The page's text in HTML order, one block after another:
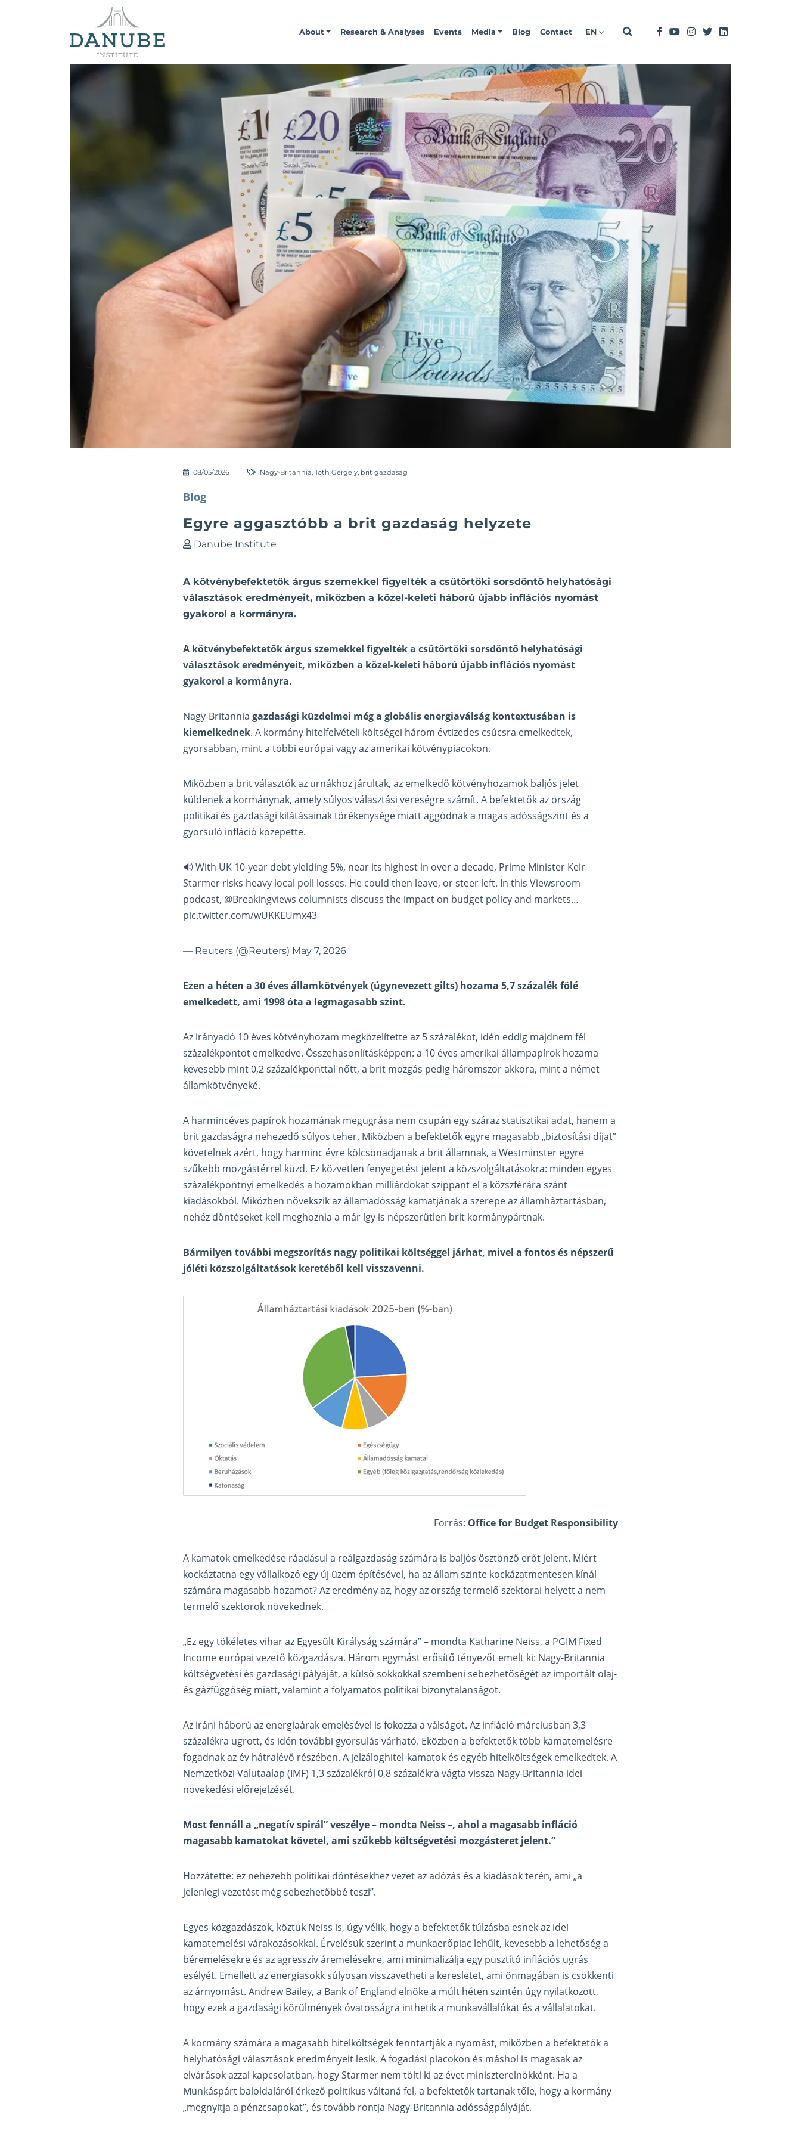
About Research & Analyses Events Media Blog Contact EN
08/05/2026 Nagy-Britannia Tóth Gergely brit gazdaság
Blog
Egyre aggasztóbb a brit gazdaság helyzete
Danube Institute
A kötvénybefektetők árgus szemekkel figyelték a csütörtöki sorsdöntő helyhatósági
választások eredményeit, miközben a közel-keleti háború újabb inflációs nyomást
gyakorol a kormányra.
A kötvénybefektetők árgus szemekkel figyelték a csütörtöki sorsdöntő helyhatósági
választások eredményeit, miközben a közel-keleti háború újabb inflációs nyomást
gyakorol a kormányra.
Nagy-Britannia gazdasági küzdelmei még a globális energiaválság kontextusában is
kiemelkednek. A kormány hitelfelvételi költségei három évtizedes csúcsra emelkedtek,
gyorsabban, mint a többi európai vagy az amerikai kötvénypiacokon.
Miközben a brit választók az urnákhoz járultak, az emelkedő kötvényhozamok baljós jelet
küldenek a kormánynak, amely súlyos választási vereségre számít. A befektetők az ország
politikai és gazdasági kilátásainak törékenysége miatt aggódnak a magas adósságszint és a
gyorsuló infláció közepette.
🔊 With UK 10-year debt yielding 5%, near its highest in over a decade, Prime Minister Keir
Starmer risks heavy local poll losses. He could then leave, or steer left. In this Viewsroom
podcast, @Breakingviews columnists discuss the impact on budget policy and markets…
pic.twitter.com/wUKKEUmx43
— Reuters (@Reuters) May 7, 2026
Ezen a héten a 30 éves államkötvények (úgynevezett gilts) hozama 5,7 százalék fölé
emelkedett, ami 1998 óta a legmagasabb szint.
Az irányadó 10 éves kötvényhozam megközelítette az 5 százalékot, idén eddig majdnem fél
százalékpontot emelkedve. Összehasonlításképpen: a 10 éves amerikai állampapírok hozama
kevesebb mint 0,2 százalékponttal nőtt, a brit mozgás pedig háromszor akkora, mint a német
államkötvényeké.
A harmincéves papírok hozamának megugrása nem csupán egy száraz statisztikai adat, hanem a
brit gazdaságra nehezedő súlyos teher. Miközben a befektetők egyre magasabb „biztosítási díjat”
követelnek azért, hogy harminc évre kölcsönadjanak a brit államnak, a Westminster egyre
szűkebb mozgástérrel küzd. Ez közvetlen fenyegetést jelent a közszolgáltatásokra: minden egyes
százalékpontnyi emelkedés a hozamokban milliárdokat szippant el a közszférára szánt
kiadásokból. Miközben növekszik az államadósság kamatjának a szerepe az államháztartásban,
nehéz döntéseket kell meghoznia a már így is népszerűtlen brit kormánypártnak.
Bármilyen további megszorítás nagy politikai költséggel járhat, mivel a fontos és népszerű
jóléti közszolgáltatások keretéből kell visszavenni.
Forrás: Office for Budget Responsibility
A kamatok emelkedése ráadásul a reálgazdaság számára is baljós ösztönző erőt jelent. Miért
kockáztatna egy vállalkozó egy új üzem építésével, ha az állam szinte kockázatmentesen kínál
számára magasabb hozamot? Az eredmény az, hogy az ország termelő szektorai helyett a nem
termelő szektorok növekednek.
„Ez egy tökéletes vihar az Egyesült Királyság számára” – mondta Katharine Neiss, a PGIM Fixed
Income európai vezető közgazdásza. Három egymást erősítő tényezőt emelt ki: Nagy-Britannia
költségvetési és gazdasági pályáját, a külső sokkokkal szembeni sebezhetőségét az importált olaj-
és gázfüggőség miatt, valamint a folyamatos politikai bizonytalanságot.
Az iráni háború az energiaárak emelésével is fokozza a válságot. Az infláció márciusban 3,3
százalékra ugrott, és idén további gyorsulás várható. Eközben a befektetők több kamatemelésre
fogadnak az év hátralévő részében. A jelzáloghitel-kamatok és egyéb hitelköltségek emelkedtek. A
Nemzetközi Valutaalap (IMF) 1,3 százalékról 0,8 százalékra vágta vissza Nagy-Britannia idei
növekedési előrejelzését.
Most fennáll a „negatív spirál” veszélye – mondta Neiss –, ahol a magasabb infláció
magasabb kamatokat követel, ami szűkebb költségvetési mozgásteret jelent.”
Hozzátette: ez nehezebb politikai döntésekhez vezet az adózás és a kiadások terén, ami „a
jelenlegi vezetést még sebezhetőbbé teszi”.
Egyes közgazdászok, köztük Neiss is, úgy vélik, hogy a befektetők túlzásba esnek az idei
kamatemelési várakozásokkal. Érvelésük szerint a munkaerőpiac lehűlt, kevesebb a lehetőség a
béremelésekre és az agresszív áremelésekre, ami minimalizálja egy pusztító inflációs ugrás
esélyét. Emellett az energiasokk súlyosan visszavetheti a keresletet, ami önmagában is csökkenti
az árnyomást. Andrew Bailey, a Bank of England elnöke a múlt héten szintén úgy nyilatkozott,
hogy ezek a gazdasági körülmények óvatosságra inthetik a munkavállalókat és a vállalatokat.
A kormány számára a magasabb hitelköltségek fenntartják a nyomást, miközben a befektetők a
helyhatósági választások eredményeit lesik. A fogadási piacokon és máshol is magasak az
elvárások azzal kapcsolatban, hogy Starmer nem tölti ki az évet miniszterelnökként. Ha a
Munkáspárt baloldaláról érkező politikus váltaná fel, a befektetők tartanak tőle, hogy a kormány
„megnyitja a pénzcsapokat”, és tovább rontja Nagy-Britannia adósságpályáját.